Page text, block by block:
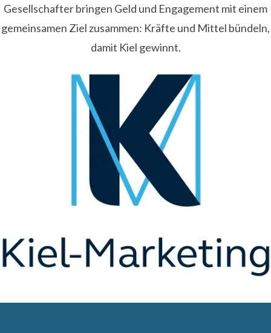
Gesellschafter bringen Geld und Engagement mit einem
gemeinsamen Ziel zusammen: Kräfte und Mittel bündeln,
damit Kiel gewinnt.